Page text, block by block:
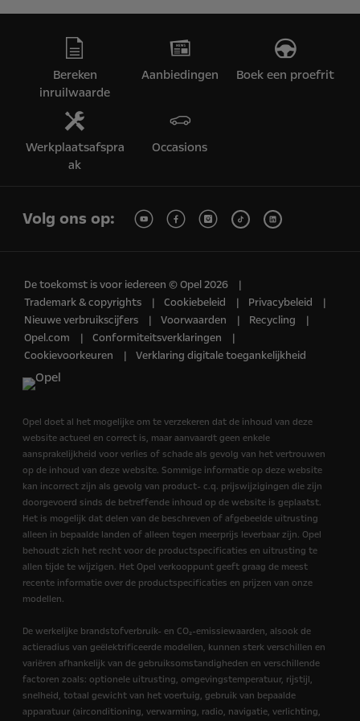
Bereken
inruilwaarde
Aanbiedingen Boek een proefrit
Werkplaatsafspra
ak
Occasions
Volg ons op:
De toekomst is voor iedereen © Opel 2026
Trademark & copyrights
Cookiebeleid
Privacybeleid
Nieuwe verbruikscijfers
Voorwaarden
Recycling
Opel.com
Conformiteitsverklaringen
Cookievoorkeuren
Verklaring digitale toegankelijkheid
Opel doet al het mogelijke om te verzekeren dat de inhoud van deze
website actueel en correct is, maar aanvaardt geen enkele
aansprakelijkheid voor verlies of schade als gevolg van het vertrouwen
op de inhoud van deze website. Sommige informatie op deze website
kan incorrect zijn als gevolg van product- c.q. prijswijzigingen die zijn
doorgevoerd sinds de betreffende inhoud op de website is geplaatst.
Het is mogelijk dat delen van de beschreven of afgebeelde uitrusting
alleen in bepaalde landen of alleen tegen meerprijs leverbaar zijn. Opel
behoudt zich het recht voor de productspecificaties en uitrusting te
allen tijde te wijzigen. Het Opel verkooppunt geeft graag de meest
recente informatie over de productspecificaties en prijzen van onze
modellen.
De werkelijke brandstofverbruik- en CO₂-emissiewaarden, alsook de
actieradius van geëlektrificeerde modellen, kunnen sterk verschillen en
variëren afhankelijk van de gebruiksomstandigheden en verschillende
factoren zoals: optionele uitrusting, omgevingstemperatuur, rijstijl,
snelheid, totaal gewicht van het voertuig, gebruik van bepaalde
apparatuur (airconditioning, verwarming, radio, navigatie, verlichting,